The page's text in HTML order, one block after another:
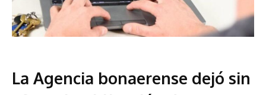
La Agencia bonaerense dejó sin